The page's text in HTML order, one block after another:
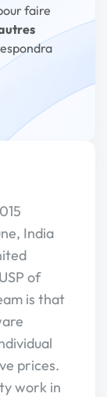
faire
India
of
is that
prices.
work in